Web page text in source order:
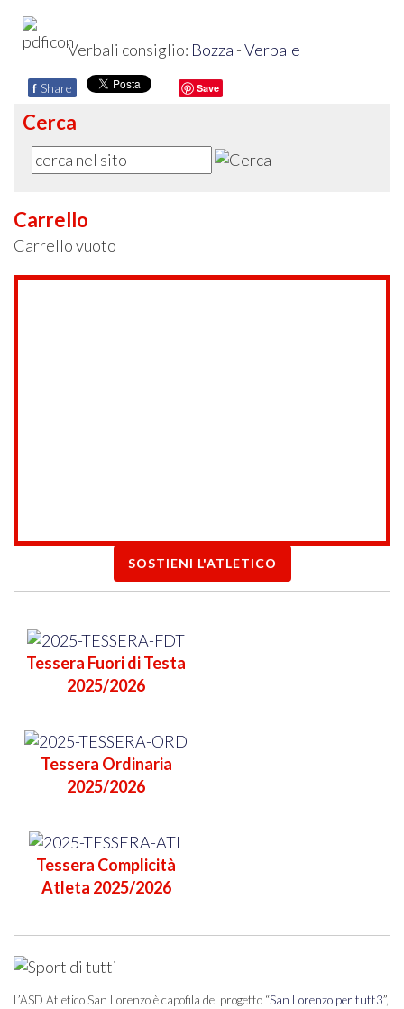
Verbali consiglio: Bozza -Verbale
f Share Save
Cerca
Carrello
Carrello vuoto
SOSTIENI L'ATLETICO
Tessera Fuori di Testa
2025/2026
Tessera Ordinaria
2025/2026
Tessera Complicità
Atleta 2025/2026
L’ASD Atletico San Lorenzo è capofila del progetto “San Lorenzo per tutt3”,